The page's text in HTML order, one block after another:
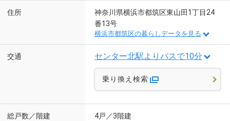
住所
神奈川県横浜市都筑区東山田1丁目24
番13号
横浜市都筑区の暮らしデータを見る
交通 センター北駅よりバスで10分
乗り換え検索
総戸数／階建 4戸／3階建